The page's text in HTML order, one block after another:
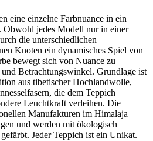
eine einzelne Farbnuance in ein
Obwohl jedes Modell nur in einer
die unterschiedlichen
Knoten ein dynamisches Spiel von
bewegt sich von Nuance zu
Betrachtungswinkel. Grundlage ist
aus tibetischer Hochlandwolle,
die dem Teppich
Leuchtkraft verleihen. Die
Manufakturen im Himalaja
und werden mit ökologisch
Jeder Teppich ist ein Unikat.